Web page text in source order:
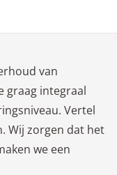
van
graag integraal
Vertel
Wij zorgen dat het
we een